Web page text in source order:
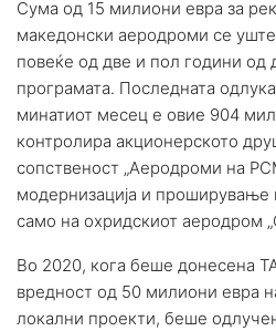
Сума од 15 милиони евра за
македонски аеродроми се
повеќе од две и пол години
програмата. Последната
минатиот месец е овие 904
контролира акционерското
сопственост „Аеродроми на
модернизација и проширување
само на охридскиот аеродром
Во 2020, кога беше донесена
вредност од 50 милиони евра
локални проекти, беше